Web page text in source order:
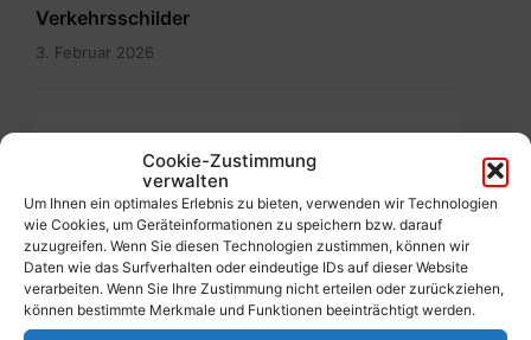
Cookie-Zustimmung
verwalten
Um Ihnen ein optimales Erlebnis zu bieten, verwenden wir Technologien
wie Cookies, um Geräteinformationen zu speichern bzw. darauf
zuzugreifen. Wenn Sie diesen Technologien zustimmen, können wir
Daten wie das Surfverhalten oder eindeutige IDs auf dieser Website
verarbeiten. Wenn Sie Ihre Zustimmung nicht erteilen oder zurückziehen,
können bestimmte Merkmale und Funktionen beeinträchtigt werden.
Verkehrsschilder
3. Februar 2026
ALLGEMEIN
##
Bürgerinformation der Gemeinde: